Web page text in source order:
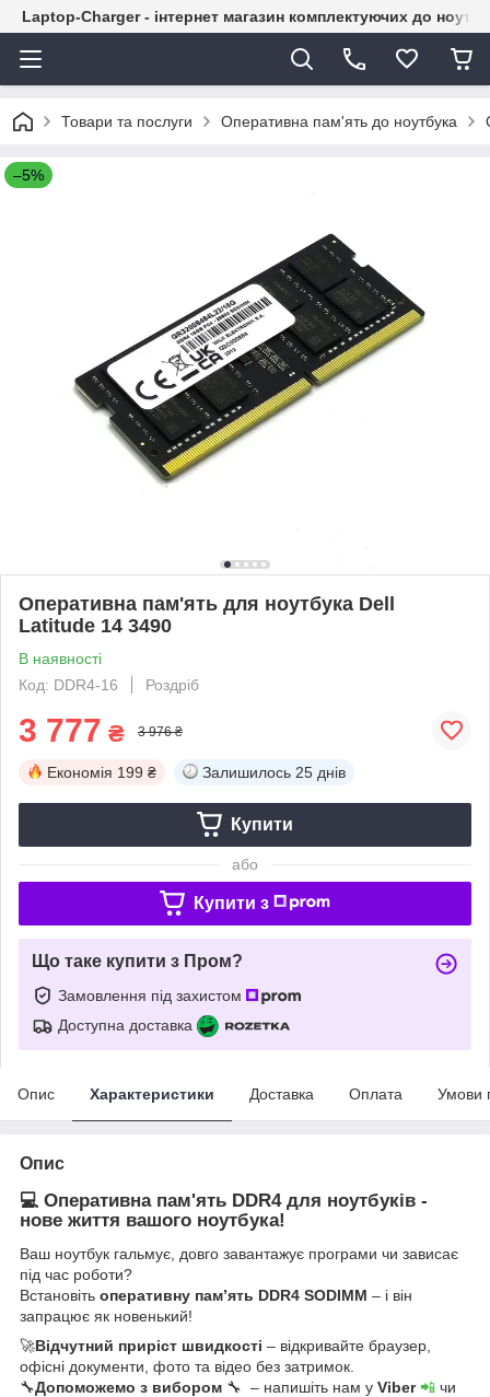
Laptop-Charger - інтернет магазин комплектуючих до
Товари та послуги Оперативна пам'ять до ноутбука
–5%
Оперативна пам'ять для ноутбука Dell
Latitude 14 3490
В наявності
Код: DDR4-16
Роздріб
3 777 ₴ 3 976 ₴
Економія 199 ₴ Залишилось 25 днів
Купити
або
Купити з
Що таке купити з Пром?
Замовлення під захистом
Доступна доставка
Опис Характеристики Доставка Оплата Умови
Опис
💻 Оперативна пам'ять DDR4 для ноутбуків -
нове життя вашого ноутбука!
Ваш ноутбук гальмує, довго завантажує програми чи зависає
під час роботи?
Встановіть оперативну пам’ять DDR4 SODIMM – і він
запрацює як новенький!
🚀Відчутний приріст швидкості – відкривайте браузер,
офісні документи, фото та відео без затримок.
🔧Допоможемо з вибором 🔧 – напишіть нам у Viber📲 чи